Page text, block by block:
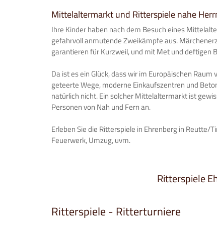
Mittelaltermarkt und Ritterspiele nahe
Ihre Kinder haben nach dem Besuch eines
gefahrvoll anmutende Zweikämpfe aus.
garantieren für Kurzweil, und mit Met und deftigen
Da ist es ein Glück, dass wir im Europäischen
geteerte Wege, moderne Einkaufszentren und
natürlich nicht. Ein solcher Mittelaltermarkt ist
Personen von Nah und Fern an.
Erleben Sie die Ritterspiele in Ehrenberg in Reutte/
Feuerwerk, Umzug, uvm.
Ritterspiele
Ritterspiele - Ritterturniere